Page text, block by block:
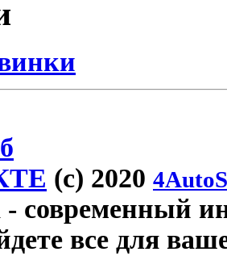
(c) 2020
- современный
все для